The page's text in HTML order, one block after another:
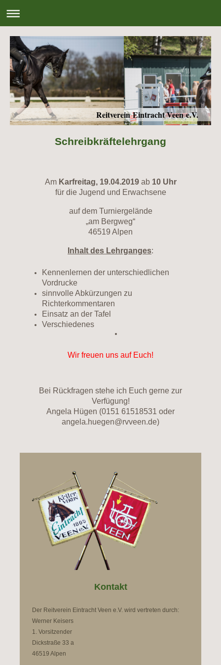
Reitverein Eintracht Veen e.V.
Schreibkräftelehrgang
Am Karfreitag, 19.04.2019ab 10 Uhr
für die Jugend und Erwachsene
auf dem Turniergelände
„am Bergweg“
46519 Alpen
Inhalt des Lehrganges:
Kennenlernen der unterschiedlichen
Vordrucke
sinnvolle Abkürzungen zu
Richterkommentaren
Einsatz an der Tafel
Verschiedenes
Wir freuen uns auf Euch!
Bei Rückfragen stehe ich Euch gerne zur
Verfügung!
Angela Hügen (0151 61518531 oder
angela.huegen@rvveen.de)
Kontakt
Der Reitverein Eintracht Veen e.V. wird vertreten durch:
Werner Keisers
1. Vorsitzender
Dickstraße 33 a
46519 Alpen